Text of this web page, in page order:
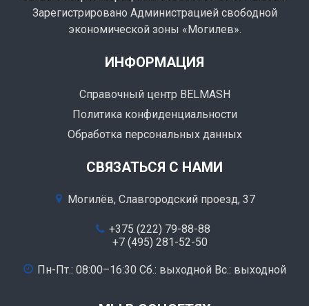
Зарегистрировано Администрацией свободной
экономической зоны «Могилев».
ИНФОРМАЦИЯ
Справочный центр BELMASH
Политика конфиденциальности
Обработка персональных данных
СВЯЗАТЬСЯ С НАМИ
Могилёв, Славгородский проезд, 37
+375 (222) 79-88-88
+7 (495) 281-52-50
Пн-Пт.: 08:00–16:30 Сб.: выходной Вс.: выходной